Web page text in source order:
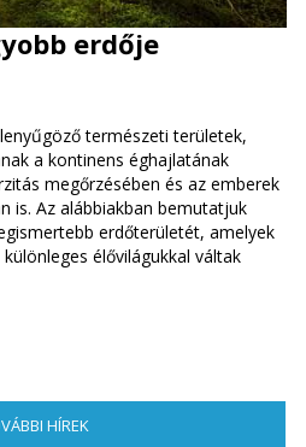
erdője
természeti területek,
a kontinens éghajlatának
megőrzésében és az emberek
is. Az alábbiakban bemutatjuk
erdőterületét, amelyek
élővilágukkal váltak
HÍREK